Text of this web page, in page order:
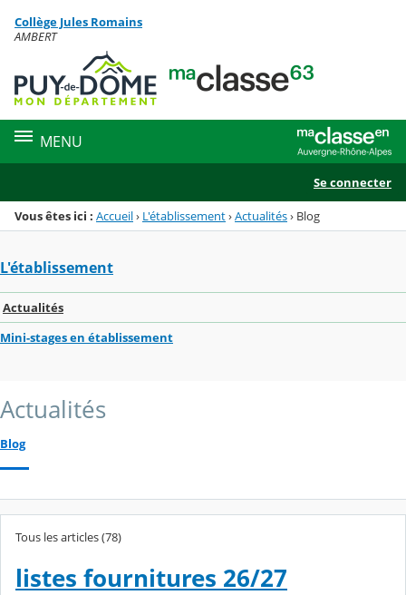
Menu de la rubrique
Contenu
Collège Jules Romains
AMBERT
MENU
Se connecter
Vous êtes ici : Accueil› L'établissement›Actualités› Blog
L'établissement
Actualités
Mini-stages en établissement
Actualités
Blog
Tous les articles (78)
listes fournitures 26/27